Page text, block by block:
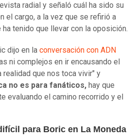
radial y señaló cuál ha sido su
el cargo, a la vez que se refirió a
ha tenido que llevar con la oposición.
dijo en la conversación con ADN
ni complejos en ir encausando el
realidad que nos toca vivir" y
no es para fanáticos, hay que
evaluando el camino recorrido y el
para Boric en La Moneda